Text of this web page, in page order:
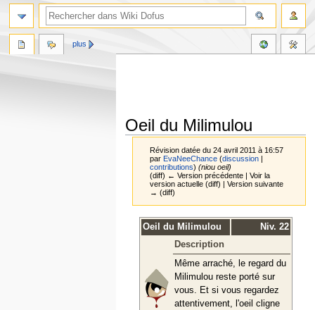
Oeil du Milimulou
Révision datée du 24 avril 2011 à 16:57
parEvaNeeChance (discussion |
contributions) (niou oeil)
(diff) ← Version précédente | Voir la
version actuelle (diff) | Version suivante
→ (diff)
Oeil du Milimulou
Niv. 22
Description
Même arraché, le regard du
Milimulou reste porté sur
vous. Et si vous regardez
attentivement, l'oeil cligne
plus